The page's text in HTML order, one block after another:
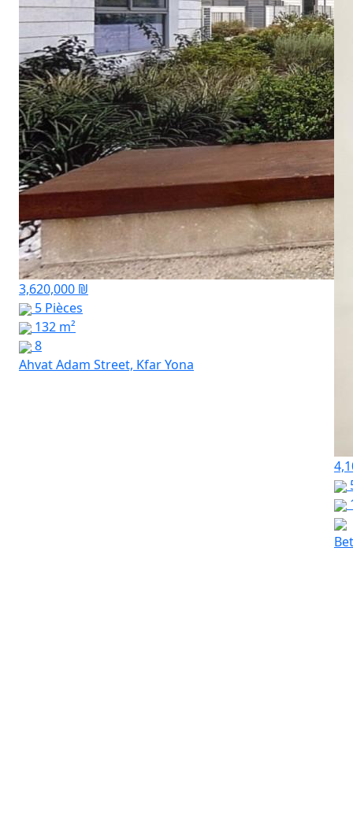
3,620,000 ₪
5 Pièces
132 m²
8
Ahvat Adam Street, Kfar Yona